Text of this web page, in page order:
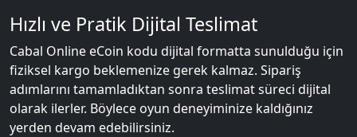
Hızlı ve Pratik Dijital Teslimat
Cabal Online eCoin kodu dijital formatta sunulduğu için
fiziksel kargo beklemenize gerek kalmaz. Sipariş
adımlarını tamamladıktan sonra teslimat süreci dijital
olarak ilerler. Böylece oyun deneyiminize kaldığınız
yerden devam edebilirsiniz.